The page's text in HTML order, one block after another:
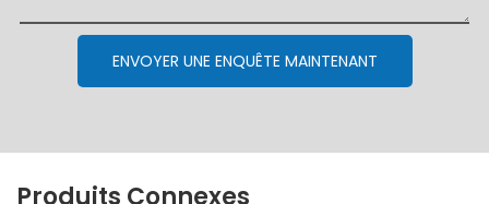
ENVOYER UNE ENQUÊTE MAINTENANT
Produits Connexes